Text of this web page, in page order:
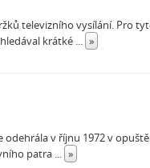
televizního vysílání. Pro
krátké ... »
v říjnu 1972 v
patra ... »